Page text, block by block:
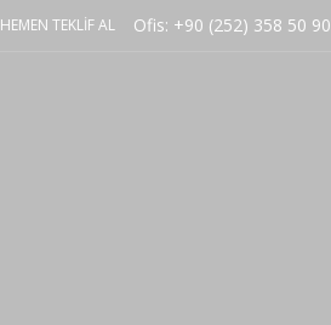
HEMEN TEKLIF AL Ofis: +90 (252) 358 50 90